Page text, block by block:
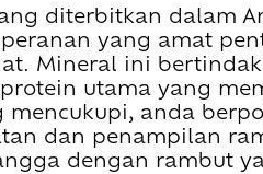
diterbitkan dalam
yang amat
Mineral ini
utama yang
anda
dan penampilan
dengan rambut